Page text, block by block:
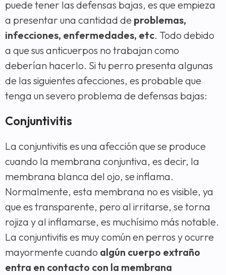
puede tener las defensas bajas, es que empieza
a presentar una cantidad de problemas,
infecciones, enfermedades, etc. Todo debido
a que sus anticuerpos no trabajan como
deberían hacerlo. Si tu perro presenta algunas
de las siguientes afecciones, es probable que
tenga un severo problema de defensas bajas:
Conjuntivitis
La conjuntivitis es una afección que se produce
cuando la membrana conjuntiva, es decir, la
membrana blanca del ojo, se inflama.
Normalmente, esta membrana no es visible, ya
que es transparente, pero al irritarse, se torna
rojiza y al inflamarse, es muchísimo más notable.
La conjuntivitis es muy común en perros y ocurre
mayormente cuando algún cuerpo extraño
entra en contacto con la membrana